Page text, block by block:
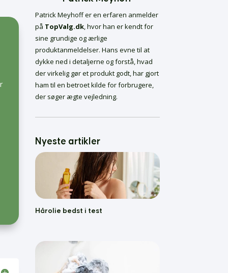
elkedler
Hårolie bedst i test
Skælshampoo Bedst i
Test
Bedste Krøllecremer
Bedste Malersprøjter
Føntørrer bedst i test
Patrick Meyhoff er en erfaren anmelder
på TopValg.dk, hvor han er kendt for
sine grundige og ærlige
produktanmeldelser. Hans evne til at
dykke ned i detaljerne og forstå, hvad
der virkelig gør et produkt godt, har gjort
ham til en betroet kilde for forbrugere,
der søger ægte vejledning.
Nyeste artikler
Hårolie bedst i test